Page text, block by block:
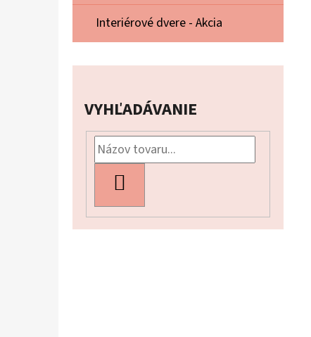
Interiérové dvere - Akcia
VYHĽADÁVANIE